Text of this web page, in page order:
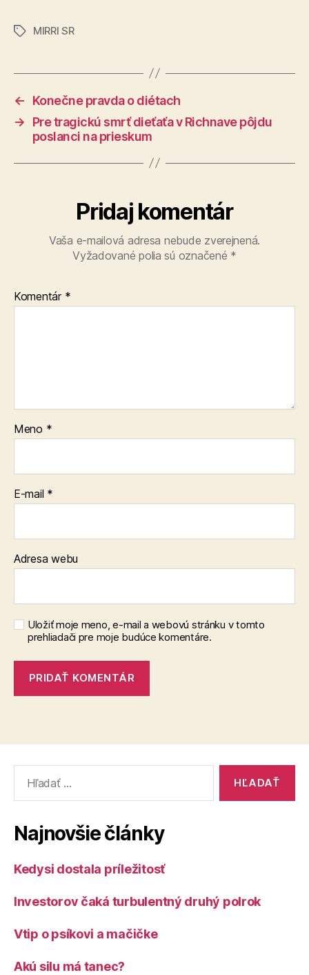
ZnačkyMIRRI SR
←
Konečne pravda o diétach
→
Pre tragickú smrť dieťaťa v Richnave pôjdu
poslanci na prieskum
Pridaj komentár
Vaša e-mailová adresa nebude zverejnená.
Vyžadované polia sú označené *
Komentár *
Meno *
E-mail *
Adresa webu
Uložiť moje meno, e-mail a webovú stránku v tomto
prehliadači pre moje budúce komentáre.
Najnovšie články
Kedysi dostala príležitosť
Investorov čaká turbulentný druhý polrok
Vtip o psíkovi a mačičke
Akú silu má tanec?